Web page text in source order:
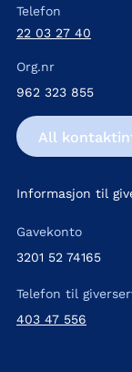
Telefon
22 03 27 40
Org.nr
962 323 855
All
Informasjon til
Gavekonto
3201 52 74165
Telefon til
403 47 556